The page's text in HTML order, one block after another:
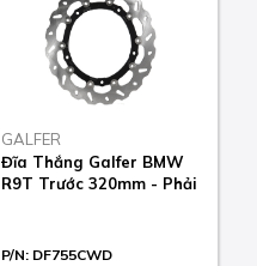
GALFER
Đĩa Thắng Galfer BMW
R9T Trước 320mm - Phải
P/N: DF755CWD